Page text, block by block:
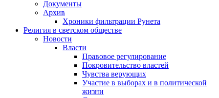
Документы
Архив
Хроники фильтрации Рунета
Религия в светском обществе
Новости
Власти
Правовое регулирование
Покровительство властей
Чувства верующих
Участие в выборах и в политической
жизни